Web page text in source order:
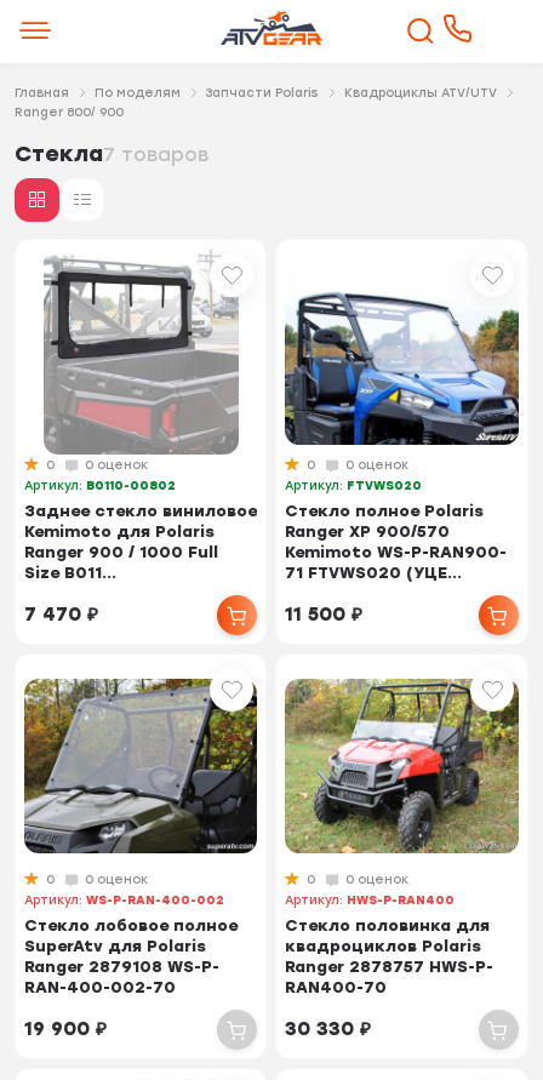
Главная По моделям Запчасти Polaris
Квадроциклы ATV/UTV
Ranger 800/ 900
Стекла7 товаров
0
0 оценок
Артикул: B0110-00802
Заднее стекло виниловое
Kemimoto для Polaris
Ranger 900 / 1000 Full
Size B011...
7 470₽
0
0 оценок
Артикул: FTVWS020
Стекло полное Polaris
Ranger XP 900/570
Kemimoto WS-P-RAN900-
71 FTVWS020 (УЦЕ...
11 500₽
0
0 оценок
Артикул:WS-P-RAN-400-002
Стекло лобовое полное
SuperAtv для Polaris
Ranger 2879108 WS-P-
RAN-400-002-70
19 900₽
0
0 оценок
Артикул: HWS-P-RAN400
Стекло половинка для
квадроциклов Polaris
Ranger 2878757 HWS-P-
RAN400-70
30 330₽